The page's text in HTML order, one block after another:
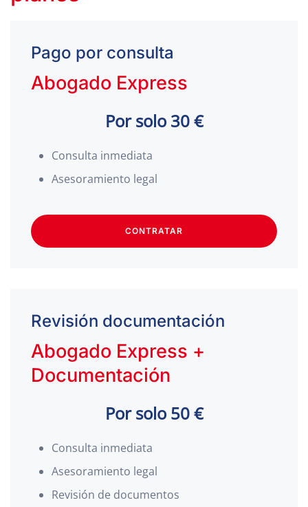
Pago por consulta
Abogado Express
Por solo 30 €
Consulta inmediata
Asesoramiento legal
CONTRATAR
Revisión documentación
Abogado Express +
Documentación
Por solo 50 €
Consulta inmediata
Asesoramiento legal
Revisión de documentos